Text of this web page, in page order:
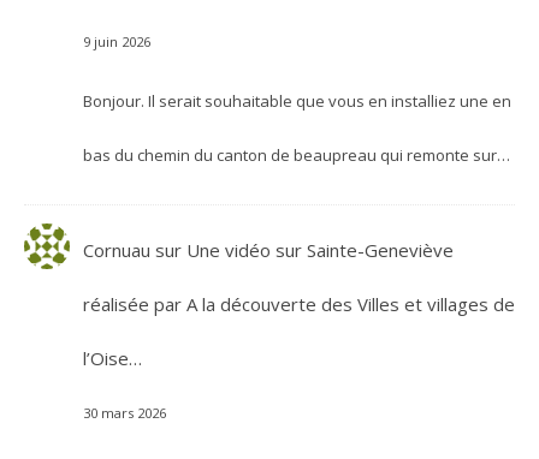
9 juin 2026
Bonjour. Il serait souhaitable que vous en installiez une en
bas du chemin du canton de beaupreau qui remonte sur…
Cornuau sur Une vidéo sur Sainte-Geneviève
réalisée par A la découverte des Villes et villages de
l’Oise…
30 mars 2026